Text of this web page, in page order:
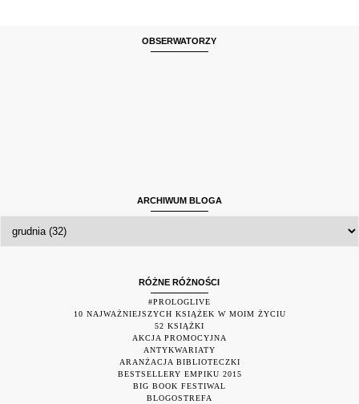
OBSERWATORZY
ARCHIWUM BLOGA
RÓŻNE RÓŻNOŚCI
#PROLOGLIVE
10 NAJWAŻNIEJSZYCH KSIĄŻEK W MOIM ŻYCIU
52 KSIĄŻKI
AKCJA PROMOCYJNA
ANTYKWARIATY
ARANŻACJA BIBLIOTECZKI
BESTSELLERY EMPIKU 2015
BIG BOOK FESTIWAL
BLOGOSTREFA